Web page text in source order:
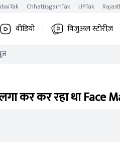
ChhattisgarhTak UPTak
वीडियो विज़ुअल स्टोरीज़
कर कर रहा था Face